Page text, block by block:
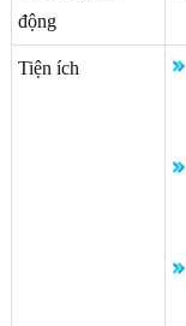
động
Tiện ích